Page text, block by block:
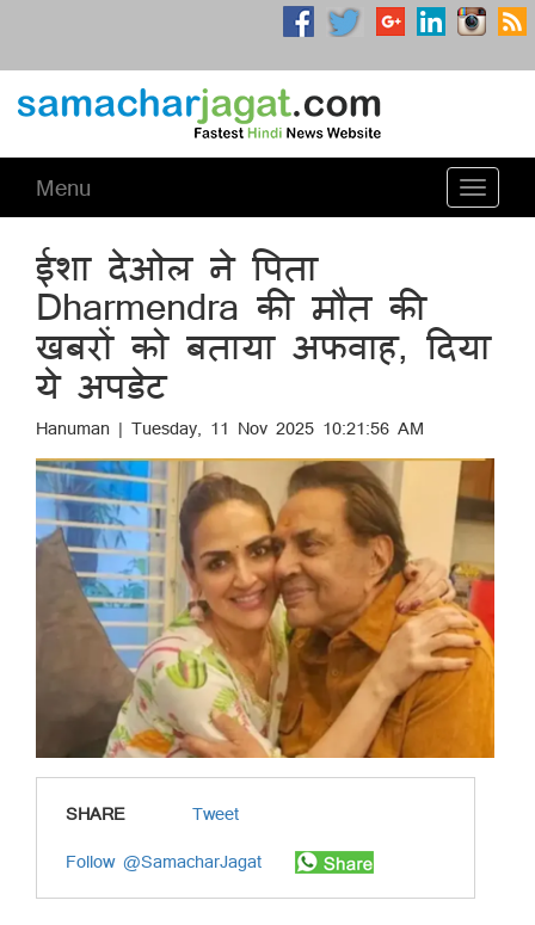
Toggle
Menu
ईशा देओल ने पिता
Dharmendra की मौत की
खबरों को बताया अफवाह, दिया
ये अपडेट
Hanuman | Tuesday, 11 Nov 2025 10:21:56 AM
SHARE
Tweet
Follow @SamacharJagat